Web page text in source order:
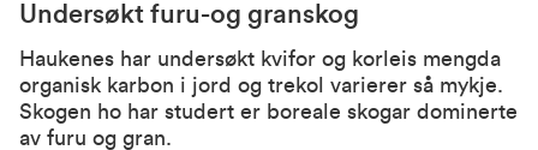
Undersøkt furu-og granskog
Haukenes har undersøkt kvifor og korleis mengda
organisk karbon i jord og trekol varierer så mykje.
Skogen ho har studert er boreale skogar dominerte
av furu og gran.